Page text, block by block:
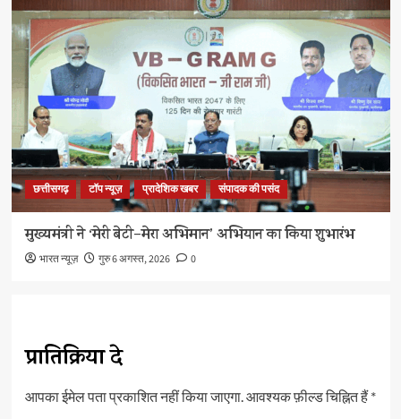
छत्तीसगढ़ टॉप न्यूज़ प्रादेशिक खबर संपादक की पसंद
मुख्यमंत्री ने ‘मेरी बेटी–मेरा अभिमान’ अभियान का किया शुभारंभ
भारत न्यूज़ गुरु 6 अगस्त, 2026 0
प्रातिक्रिया दे
आपका ईमेल पता प्रकाशित नहीं किया जाएगा.आवश्यक फ़ील्ड चिह्नित हैं*